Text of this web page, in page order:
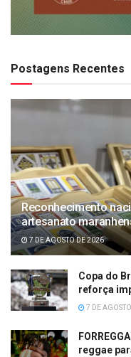
Postagens Recentes
Reconhecimento
artesanato
7 DE AGOSTO DE 2026
Copa do
reforça
7 DE
reggae